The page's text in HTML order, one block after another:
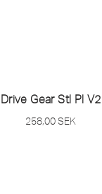
Drive Gear Stl Pl V2
258,00SEK